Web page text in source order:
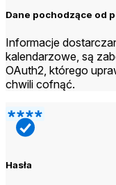
Dane pochodzące od
Informacje
kalendarzowe, są
OAuth2, którego
chwili cofnąć.
Hasła